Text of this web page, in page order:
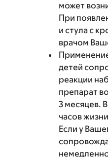
может
При
и стула с
врачом
детей
реакции
препарат
3 месяцев.
часов
Если у